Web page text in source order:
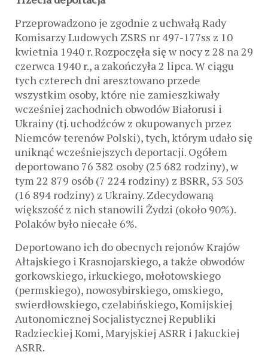
Przeprowadzono je zgodnie z uchwałą Rady
Komisarzy Ludowych ZSRS nr 497-177ss z 10
kwietnia 1940 r. Rozpoczęła się w nocy z 28 na 29
czerwca 1940 r., a zakończyła 2 lipca. W ciągu
tych czterech dni aresztowano przede
wszystkim osoby, które nie zamieszkiwały
wcześniej zachodnich obwodów Białorusi i
Ukrainy (tj. uchodźców z okupowanych przez
Niemców terenów Polski), tych, którym udało się
uniknąć wcześniejszych deportacji. Ogółem
deportowano 76 382 osoby (25 682 rodziny), w
tym 22 879 osób (7 224 rodziny) z BSRR, 53 503
(16 894 rodziny) z Ukrainy. Zdecydowaną
większość z nich stanowili Żydzi (około 90%).
Polaków było niecałe 6%.
Deportowano ich do obecnych rejonów Krajów
Ałtajskiego i Krasnojarskiego, a także obwodów
gorkowskiego, irkuckiego, mołotowskiego
(permskiego), nowosybirskiego, omskiego,
swierdłowskiego, czelabińskiego, Komijskiej
Autonomicznej Socjalistycznej Republiki
Radzieckiej Komi, Maryjskiej ASRR i Jakuckiej
ASRR.